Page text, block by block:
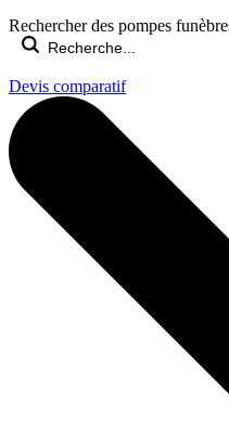
Rechercher des pompes
Devis comparatif